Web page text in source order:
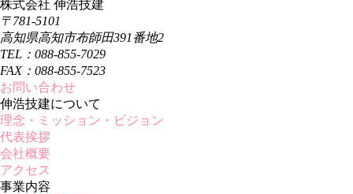
株式会社 伸浩技建
〒781-5101
高知県高知市布師田391番地2
TEL：088-855-7029
FAX：088-855-7523
お問い合わせ
伸浩技建について
理念・ミッション・ビジョン
代表挨拶
会社概要
アクセス
事業内容